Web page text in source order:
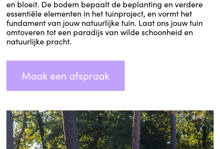
en bloeit. De bodem bepaalt de beplanting en verdere
essentiële elementen in het tuinproject, en vormt het
fundament van jouw natuurlijke tuin. Laat ons jouw tuin
omtoveren tot een paradijs van wilde schoonheid en
natuurlijke pracht.
Maak een afspraak